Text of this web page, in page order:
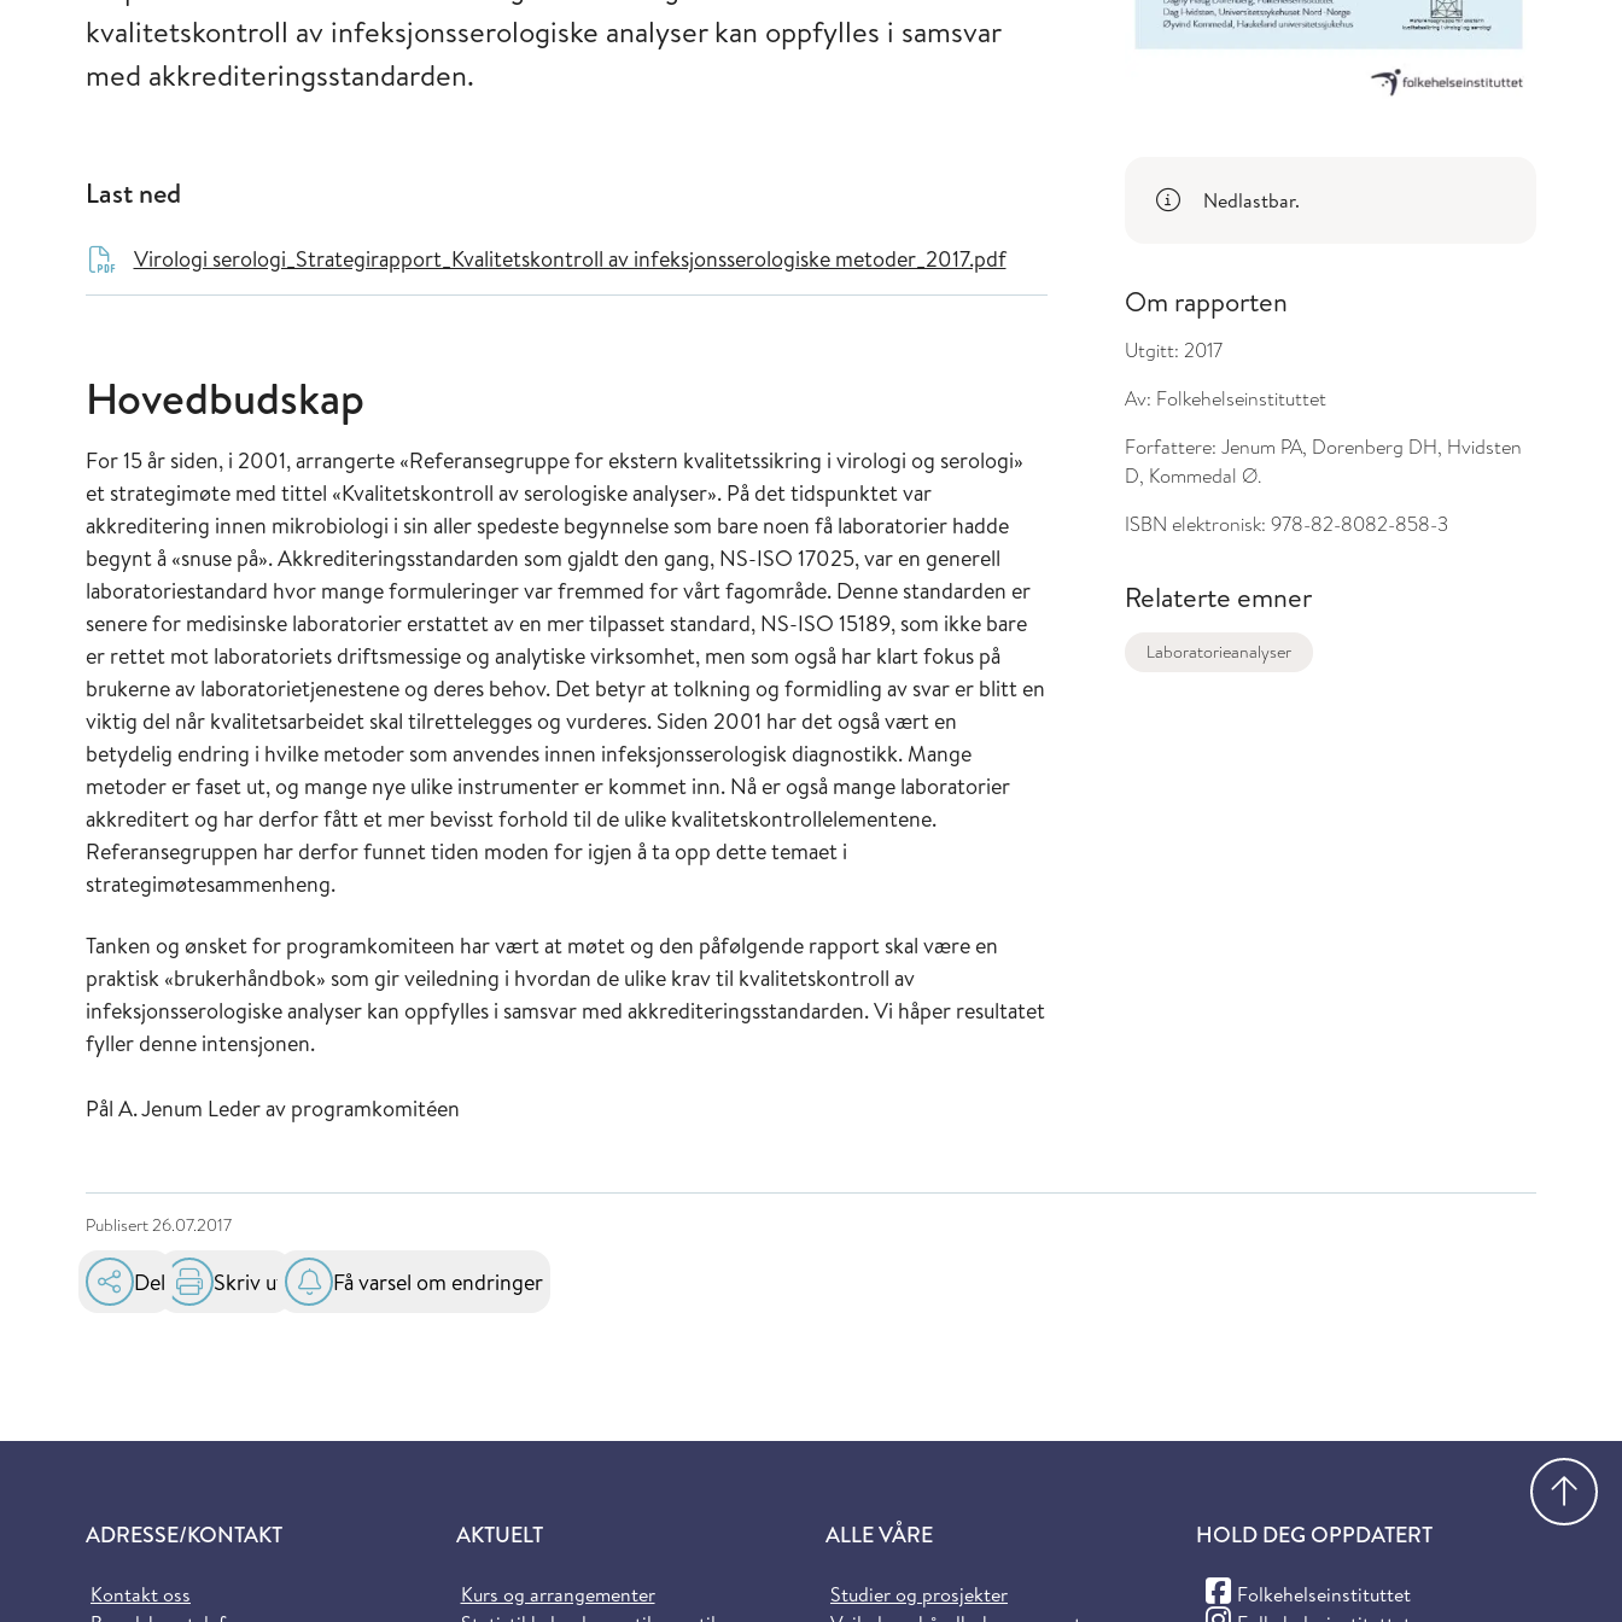
kvalitetskontroll av infeksjonsserologiske analyser kan oppfylles i samsvar
med akkrediteringsstandarden.
Last ned
Virologi serologi_Strategirapport_Kvalitetskontroll av infeksjonsserologiske metoder_2017.pdf
Hovedbudskap
For 15 år siden, i 2001, arrangerte «Referansegruppe for ekstern kvalitetssikring i virologi og serologi»
et strategimøte med tittel «Kvalitetskontroll av serologiske analyser». På det tidspunktet var
akkreditering innen mikrobiologi i sin aller spedeste begynnelse som bare noen få laboratorier hadde
begynt å «snuse på». Akkrediteringsstandarden som gjaldt den gang, NS-ISO 17025, var en generell
laboratoriestandard hvor mange formuleringer var fremmed for vårt fagområde. Denne standarden er
senere for medisinske laboratorier erstattet av en mer tilpasset standard, NS-ISO 15189, som ikke bare
er rettet mot laboratoriets driftsmessige og analytiske virksomhet, men som også har klart fokus på
brukerne av laboratorietjenestene og deres behov. Det betyr at tolkning og formidling av svar er blitt en
viktig del når kvalitetsarbeidet skal tilrettelegges og vurderes. Siden 2001 har det også vært en
betydelig endring i hvilke metoder som anvendes innen infeksjonsserologisk diagnostikk. Mange
metoder er faset ut, og mange nye ulike instrumenter er kommet inn. Nå er også mange laboratorier
akkreditert og har derfor fått et mer bevisst forhold til de ulike kvalitetskontrollelementene.
Referansegruppen har derfor funnet tiden moden for igjen å ta opp dette temaet i
strategimøtesammenheng.
Tanken og ønsket for programkomiteen har vært at møtet og den påfølgende rapport skal være en
praktisk «brukerhåndbok» som gir veiledning i hvordan de ulike krav til kvalitetskontroll av
infeksjonsserologiske analyser kan oppfylles i samsvar med akkrediteringsstandarden. Vi håper resultatet
fyller denne intensjonen.
Pål A. Jenum Leder av programkomitéen
Nedlastbar.
Om rapporten
Utgitt: 2017
Av: Folkehelseinstituttet
Forfattere: Jenum PA, Dorenberg DH, Hvidsten
D, Kommedal Ø.
ISBN elektronisk: 978-82-8082-858-3
Relaterte emner
Laboratorieanalyser
Publisert26.07.2017
Del Skriv ut Få varsel om endringer
ADRESSE/KONTAKT
Kontakt oss
AKTUELT
Kurs og arrangementer
ALLE VÅRE
Studier og prosjekter
HOLD DEG OPPDATERT
Folkehelseinstituttet
(Facebook)